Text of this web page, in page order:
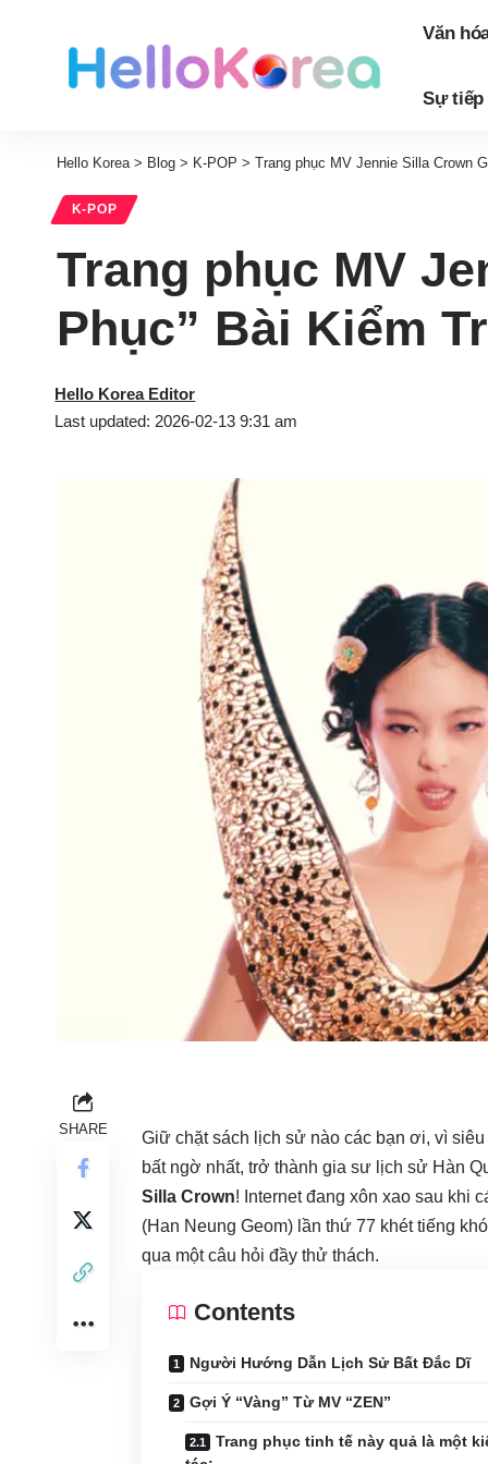
Văn
Sự tiếp
Hello Korea> Blog > K-POP > Trang phục MV Jennie Silla Crown
K-POP
Trang phục MV
Phục” Bài Kiểm
Last updated: 2026-02-13 9:31 am
Hello Korea Editor
SHARE
Giữ chặt sách lịch sử nào các bạn ơi, vì
bất ngờ nhất, trở thành gia sư lịch sử Hàn
Silla Crown! Internet đang xôn xao sau khi
(Han Neung Geom) lần thứ 77 khét tiếng
qua một câu hỏi đầy thử thách.
Contents
Người Hướng Dẫn Lịch Sử Bất Đắc Dĩ
Gợi Ý “Vàng” Từ MV “ZEN”
Trang phục tinh tế này quả là một